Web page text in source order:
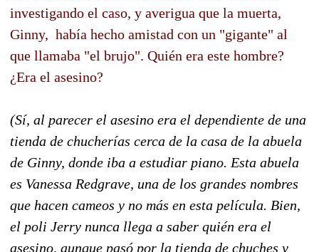
investigando el caso, y averigua que la muerta,
Ginny, había hecho amistad con un "gigante" al
que llamaba "el brujo". Quién era este hombre?
¿Era el asesino?
(Sí, al parecer el asesino era el dependiente de una
tienda de chucherías cerca de la casa de la abuela
de Ginny, donde iba a estudiar piano. Esta abuela
es Vanessa Redgrave, una de los grandes nombres
que hacen cameos y no más en esta película. Bien,
el poli Jerry nunca llega a saber quién era el
asesino, aunque pasó por la tienda de chuches y